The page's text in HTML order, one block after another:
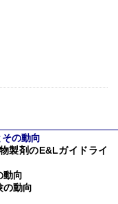
の動向
剤のE&Lガイドライ
向
動向